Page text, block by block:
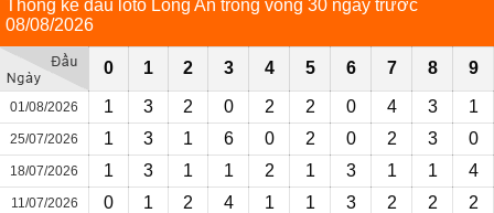
Thống kê đầu loto Long An trong vòng 30 ngày trước
08/08/2026
0 1 2 3 4 5 6 7 8 9
01/08/2026 1 3 2 0 2 2 0 4 3 1
25/07/2026 1 3 1 6 0 2 0 2 3 0
18/07/2026 1 3 1 1 2 1 3 1 1 4
11/07/2026 0 1 2 4 1 1 3 2 2 2